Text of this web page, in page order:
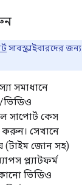
সাবস্ক্রাইবারদের জন্য
সমাধানে
সাপোর্ট কেস
সেখানে
(টাইম জোন সহ)
প্ল্যাটফর্ম
ভিডিও